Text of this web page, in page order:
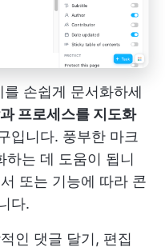
손쉽게 문서화하세
프로세스를 지도화
입니다. 풍부한 마크
하는 데 도움이 됩니
또는 기능에 따라 콘
다.
인 댓글 달기, 편집